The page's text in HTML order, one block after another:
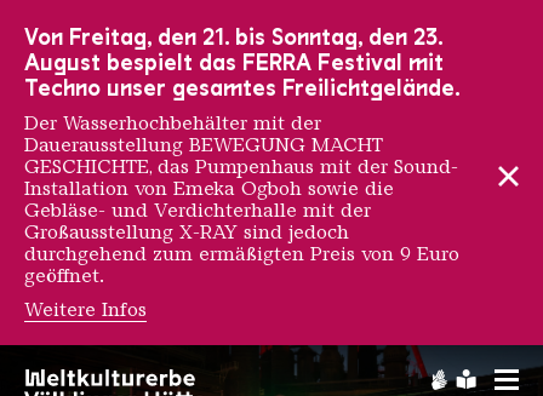
Von Freitag, den 21. bis Sonntag, den 23.
August bespielt das FERRA Festival mit
Techno unser gesamtes Freilichtgelände.
Der Wasserhochbehälter mit der
Dauerausstellung BEWEGUNG MACHT
GESCHICHTE, das Pumpenhaus mit der Sound-
Installation von Emeka Ogboh sowie die
Gebläse- und Verdichterhalle mit der
Großausstellung X-RAY sind jedoch
durchgehend zum ermäßigten Preis von 9 Euro
geöffnet.
Weitere Infos